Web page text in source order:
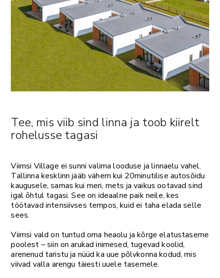
Tee, mis viib sind linna ja toob kiirelt
rohelusse tagasi
Viimsi Village ei sunni valima looduse ja linnaelu vahel.
Tallinna kesklinn jääb vähem kui 20minutilise autosõidu
kaugusele, samas kui meri, mets ja vaikus ootavad sind
igal õhtul tagasi. See on ideaalne paik neile, kes
töötavad intensiivses tempos, kuid ei taha elada selle
sees.
Viimsi vald on tuntud oma heaolu ja kõrge elatustaseme
poolest – siin on arukad inimesed, tugevad koolid,
arenenud taristu ja nüüd ka uue põlvkonna kodud, mis
viivad valla arengu täiesti uuele tasemele.